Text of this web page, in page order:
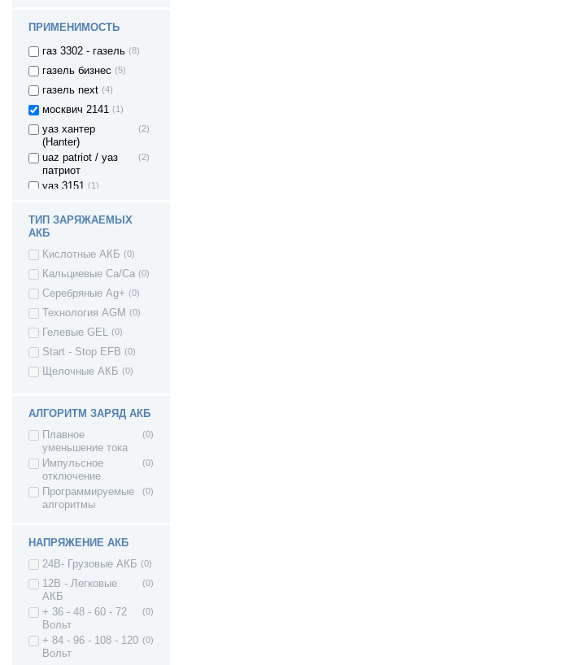
ПРИМЕНИМОСТЬ
газ 31105 - волга
газ 3302 - газель (8)
газель бизнес (5)
газель next (4)
москвич 2141 (1)
уаз хантер
(Hanter)
(2)
uaz patriot / уаз
патриот
(2)
уаз 3151 (1)
уаз 31519 (1)
(санитарка)
Datsun on-DO (3)
Datsun mi-DO (3)
Hyundai Solaris (3)
Kia Rio (3)
Renault Duster (2)
ТИП ЗАРЯЖАЕМЫХ
АКБ
Кислотные АКБ (0)
Кальциевые Ca/Ca (0)
Серебряные Ag+ (0)
Технология AGM (0)
Гелевые GEL (0)
Start - Stop EFB (0)
Щелочные АКБ (0)
АЛГОРИТМ ЗАРЯД АКБ
Плавное
уменьшение тока
(0)
Импульсное
отключение
(0)
Программируемые
алгоритмы
(0)
НАПРЯЖЕНИЕ АКБ
24В- Грузовые АКБ (0)
12В - Легковые
АКБ
(0)
+ 36 - 48 - 60 - 72
Вольт
(0)
+ 84 - 96 - 108 - 120
Вольт
(0)